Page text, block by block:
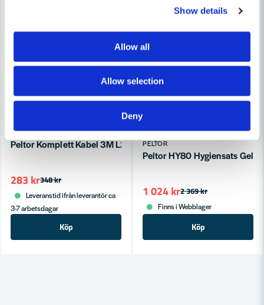
Show details
Allow all
Allow selection
Deny
PELTOR
Peltor Komplett Kabel 3M L201AX-03/SP
348 kr
283 kr
Leveranstid ifrån leverantör ca
3-7 arbetsdagar
Köp
PELTOR
Peltor HY80 Hygiensats
2 369 kr
1 024 kr
Finns i Webblager
Köp